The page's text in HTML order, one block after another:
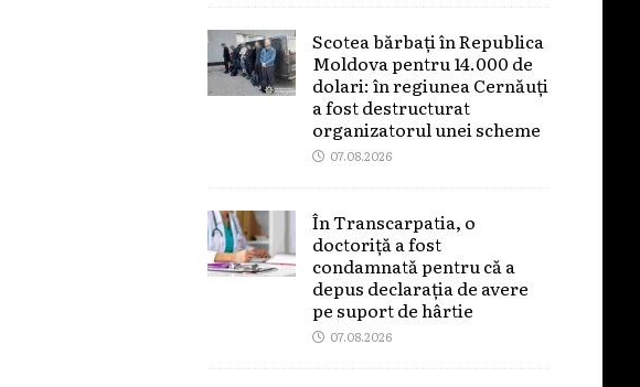
Scotea bărbați în Republica
Moldova pentru 14.000 de
dolari: în regiunea Cernăuți
a fost destructurat
organizatorul unei scheme
07.08.2026
În Transcarpatia, o
doctoriță a fost
condamnată pentru că a
depus declarația de avere
pe suport de hârtie
07.08.2026